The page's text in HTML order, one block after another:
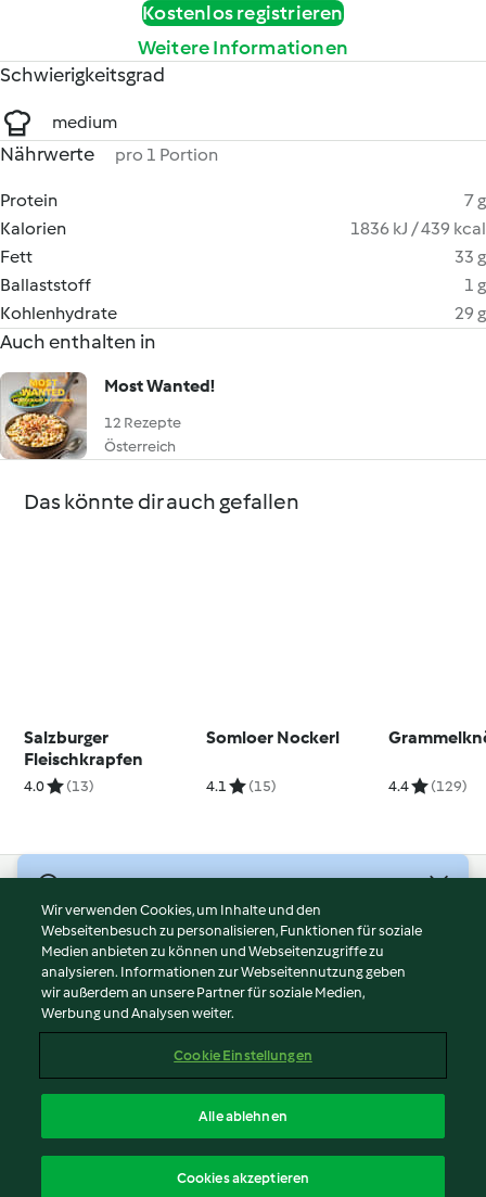
Kostenlos registrieren
Weitere Informationen
Schwierigkeitsgrad
medium
Nährwerte pro 1 Portion
Protein
7 g
Kalorien
1836 kJ / 439 kcal
Fett
33 g
Ballaststoff
1 g
Kohlenhydrate
29 g
Auch enthalten in
Most Wanted!
12 Rezepte
Österreich
Das könnte dir auch gefallen
Salzburger
Fleischkrapfen
4.0 (13)
Somloer Nockerl
4.1 (15) 4.4 (129)
Nutzungsbedingungen
Datenschutzrichtlinien
Disclaimer
Impressum
Inhalt melden
Erklärung zur Barrierefreiheit
Wir verwenden Cookies, um Inhalte und den
Webseitenbesuch zu personalisieren, Funktionen für soziale
Medien anbieten zu können und Webseitenzugriffe zu
analysieren. Informationen zur Webseitennutzung geben
wir außerdem an unsere Partner für soziale Medien,
Werbung und Analysen weiter.
Cookie Einstellungen
Alle ablehnen
Cookies akzeptieren